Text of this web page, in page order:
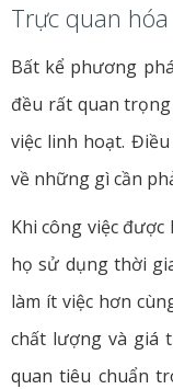
Trực quan
Bất kể phương
đều rất quan
việc linh hoạt.
về những gì cần
Khi công việc
họ sử dụng thời
làm ít việc hơn
chất lượng và giá
quan tiêu chuẩn